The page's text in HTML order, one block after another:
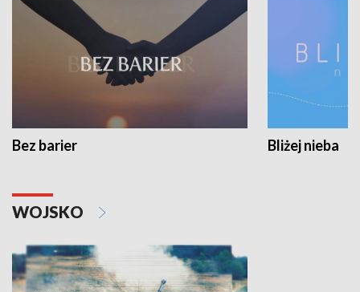
Bez barier Bliżej nieba
WOJSKO